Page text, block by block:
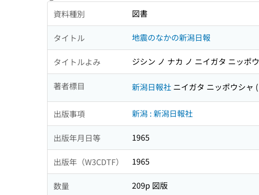
資料種別 図書
タイトル 地震のなかの新潟日報
タイトルよみ ジシン ノ ナカ ノ ニイガタ ニッポウ
著者標目 新潟日報社 ニイガタ ニッポウシャ (
出版事項 新潟 : 新潟日報社
出版年月日等 1965
出版年（W3CDTF） 1965
数量 209p 図版